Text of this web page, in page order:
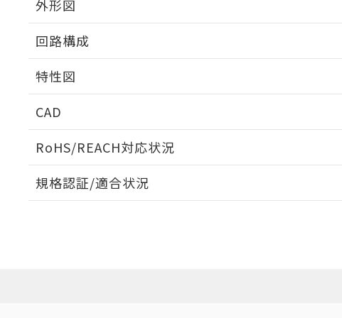
外形図
回路構成
特性図
電気的:
CAD
RoHS/REACH対応状況
EU RoHS 注意事項・凡例
規格認証/適合状況